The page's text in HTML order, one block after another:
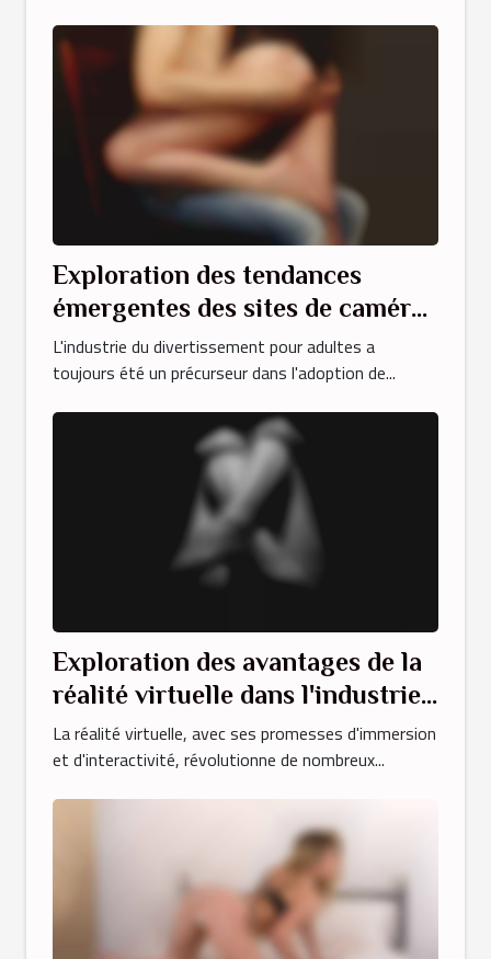
Exploration des tendances
émergentes des sites de caméras
pour adultes en 2025
L'industrie du divertissement pour adultes a
toujours été un précurseur dans l'adoption de...
Exploration des avantages de la
réalité virtuelle dans l'industrie
du divertissement pour adultes
La réalité virtuelle, avec ses promesses d'immersion
et d'interactivité, révolutionne de nombreux...